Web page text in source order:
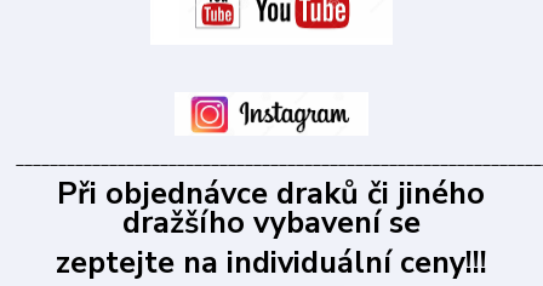
Při objednávce draků či jiného
dražšího vybavení se
zeptejte na individuální ceny!!!